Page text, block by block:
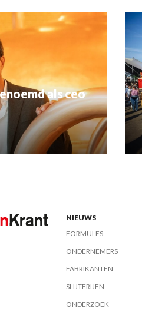
als ceo
NIEUWS
FORMULES
ONDERNEMERS
FABRIKANTEN
SLIJTERIJEN
ONDERZOEK